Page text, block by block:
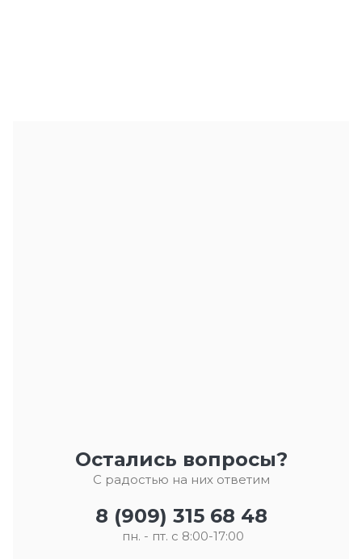
Остались вопросы?
С радостью на них ответим
8 (909) 315 68 48
пн. - пт. с 8:00-17:00